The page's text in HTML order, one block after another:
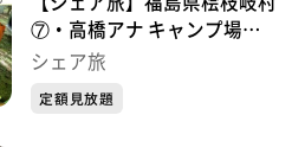
⑦・高橋アナ キャンプ場で
常連さんと一杯(2023/10/26)
シェア旅
定額見放題